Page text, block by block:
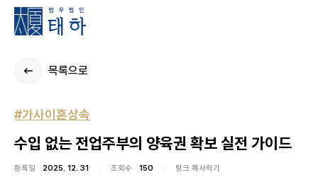
목록으로
#가사이혼상속
수입 없는 전업주부의 양육권 확보 실전 가이드
등록일 2025. 12. 31 조회수 150 링크 복사하기